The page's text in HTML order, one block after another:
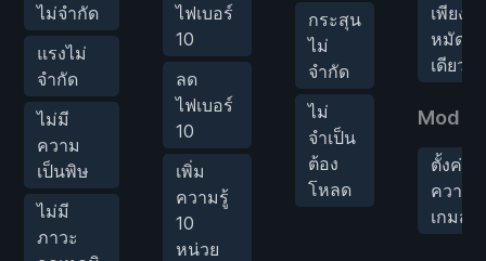
ไม่จำกัด
แรงไม่
จำกัด
ไม่มี
ความ
เป็นพิษ
ไม่มี
ภาวะ
ไฟเบอร์
10
ลด
ไฟเบอร์
10
เพิ่ม
ความรู้
10
หน่วย
กระสุน
ไม่
จำกัด
ไม่
จำเป็น
ต้อง
โหลด
เพียง
หมัด
เดียว
Mod เ
ตั้งค่า
ความเ
เกมส์